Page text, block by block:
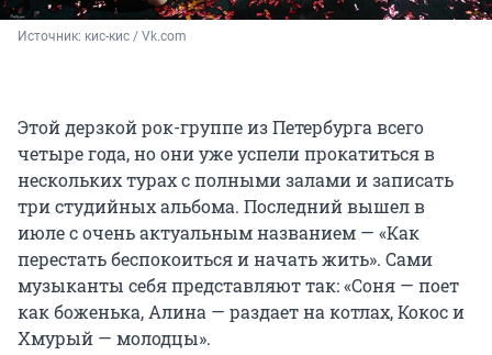
Источник: кис-кис / Vk.com
Этой дерзкой рок-группе из Петербурга всего
четыре года, но они уже успели прокатиться в
нескольких турах с полными залами и записать
три студийных альбома. Последний вышел в
июле с очень актуальным названием — «Как
перестать беспокоиться и начать жить». Сами
музыканты себя представляют так: «Соня — поет
как боженька, Алина — раздает на котлах, Кокос и
Хмурый — молодцы».